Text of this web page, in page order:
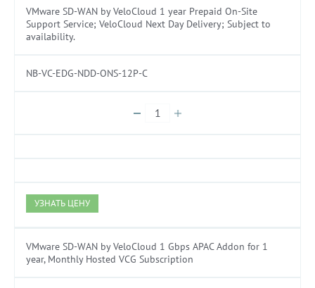
VMware SD-WAN by VeloCloud 1 year Prepaid On-Site
Support Service; VeloCloud Next Day Delivery; Subject to
availability.
NB-VC-EDG-NDD-ONS-12P-C
УЗНАТЬ ЦЕНУ
VMware SD-WAN by VeloCloud 1 Gbps APAC Addon for 1
year, Monthly Hosted VCG Subscription